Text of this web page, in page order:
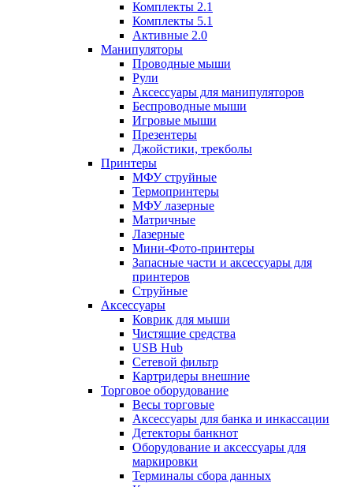
Комплекты 2.1
Комплекты 5.1
Активные 2.0
Манипуляторы
Проводные мыши
Рули
Аксессуары для манипуляторов
Беспроводные мыши
Игровые мыши
Презентеры
Джойстики, трекболы
Принтеры
МФУ струйные
Термопринтеры
МФУ лазерные
Матричные
Лазерные
Мини-Фото-принтеры
Запасные части и аксессуары для
принтеров
Струйные
Аксессуары
Коврик для мыши
Чистящие средства
USB Hub
Сетевой фильтр
Картридеры внешние
Торговое оборудование
Весы торговые
Аксессуары для банка и инкассации
Детекторы банкнот
Оборудование и аксессуары для
маркировки
Терминалы сбора данных